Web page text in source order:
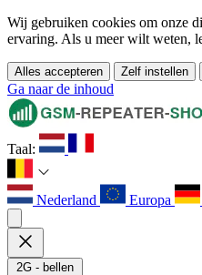
Wij gebruiken cookies om onze
ervaring. Als u meer wilt weten,
Alles accepteren Zelf instellen
Ga naar de inhoud
Taal:
Nederland Europa
2G - bellen